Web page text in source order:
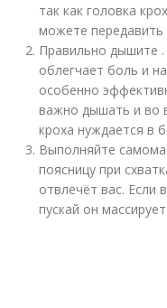
так как головка
можете передавить
Правильно дышите .
облегчает боль и
особенно
важно дышать и во
кроха нуждается в
Выполняйте
поясницу при
отвлечёт вас.
пускай он